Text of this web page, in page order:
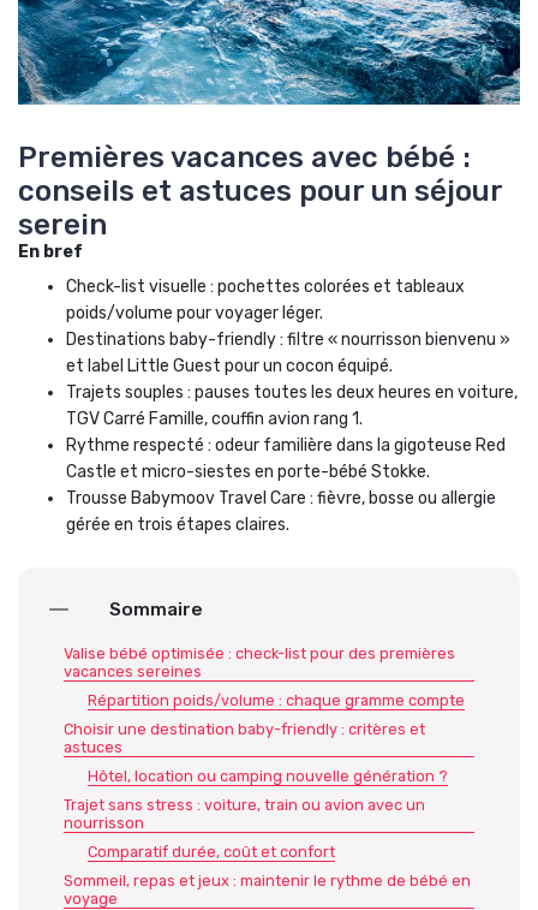
Premières vacances avec bébé :
conseils et astuces pour un séjour
serein
En bref
Check-list visuelle : pochettes colorées et tableaux
poids/volume pour voyager léger.
Destinations baby-friendly : filtre « nourrisson bienvenu »
et label Little Guest pour un cocon équipé.
Trajets souples : pauses toutes les deux heures en voiture,
TGV Carré Famille, couffin avion rang 1.
Rythme respecté : odeur familière dans la gigoteuse Red
Castle et micro-siestes en porte-bébé Stokke.
Trousse Babymoov Travel Care : fièvre, bosse ou allergie
gérée en trois étapes claires.
Sommaire
Valise bébé optimisée : check-list pour des premières
vacances sereines
Répartition poids/volume : chaque gramme compte
Choisir une destination baby-friendly : critères et
astuces
Hôtel, location ou camping nouvelle génération ?
Trajet sans stress : voiture, train ou avion avec un
nourrisson
Comparatif durée, coût et confort
Sommeil, repas et jeux : maintenir le rythme de bébé en
voyage